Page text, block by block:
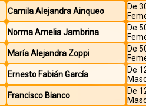
Camila Alejandra Ainqueo
De
Norma Amelia Jambrina
De
María Alejandra Zoppi
De
Ernesto Fabián García
De
Francisco Bianco
De